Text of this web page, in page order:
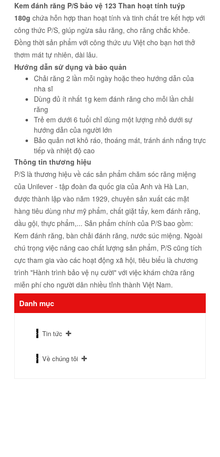
Kem đánh răng P/S bảo vệ 123 Than hoạt tính tuýp
180g chứa hỗn hợp than hoạt tính và tinh chất tre kết hợp với
công thức P/S, giúp ngừa sâu răng, cho răng chắc khỏe.
Đồng thời sản phẩm với công thức ưu Việt cho bạn hơi thở
thơm mát tự nhiên, dài lâu.
Hướng dẫn sử dụng và bảo quản
Chải răng 2 lần mỗi ngày hoặc theo hướng dẫn của
nha sĩ
Dùng đủ ít nhất 1g kem đánh răng cho mỗi lần chải
răng
Trẻ em dưới 6 tuổi chỉ dùng một lượng nhỏ dưới sự
hướng dẫn của người lớn
Bảo quản nơi khô ráo, thoáng mát, tránh ánh nắng trực
tiếp và nhiệt độ cao
Thông tin thương hiệu
P/S là thương hiệu về các sản phẩm chăm sóc răng miệng
của Unilever - tập đoàn đa quốc gia của Anh và Hà Lan,
được thành lập vào năm 1929, chuyên sản xuất các mặt
hàng tiêu dùng như mỹ phẩm, chất giặt tẩy, kem đánh răng,
dầu gội, thực phẩm,... Sản phẩm chính của P/S bao gồm:
Kem đánh răng, bàn chải đánh răng, nước súc miệng. Ngoài
chú trọng việc nâng cao chất lượng sản phẩm, P/S cũng tích
cực tham gia vào các hoạt động xã hội, tiêu biểu là chương
trình "Hành trình bảo vệ nụ cười" với việc khám chữa răng
miễn phí cho người dân nhiều tỉnh thành Việt Nam.
Danh mục
Tin tức
Về chúng tôi